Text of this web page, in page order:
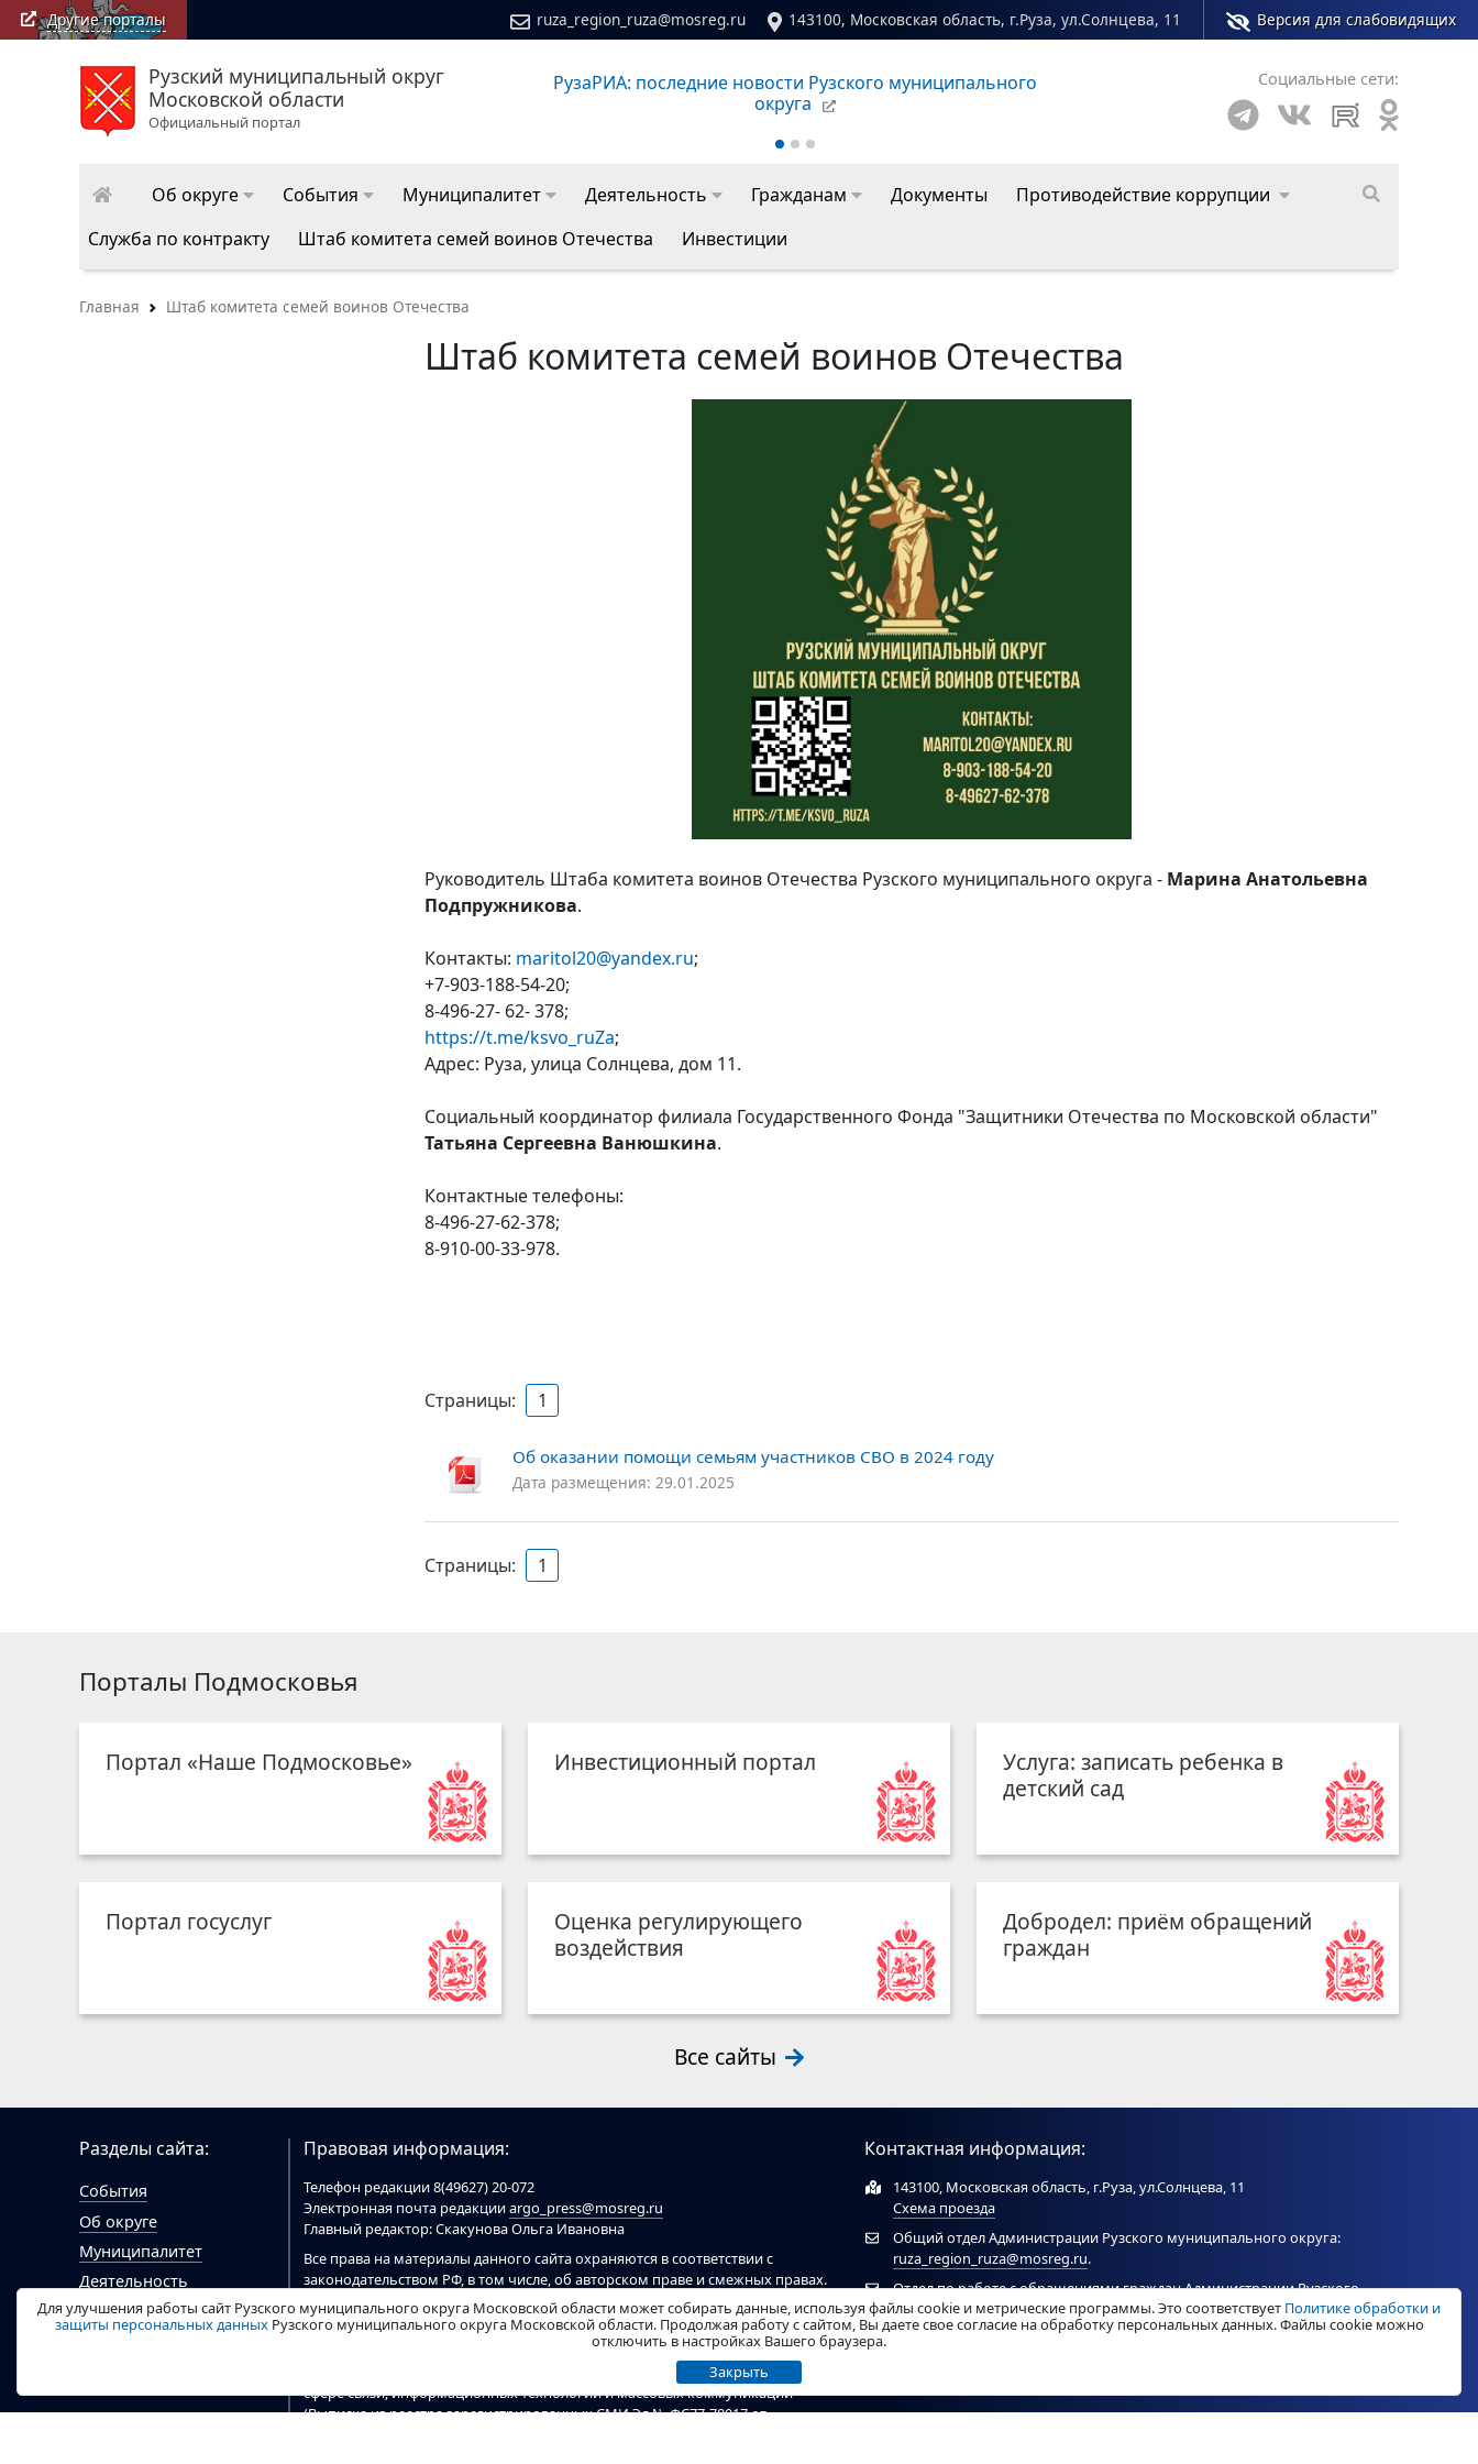
Другие порталы ruza_region_ruza@mosreg.ru 143100, Московская область, г.Руза, ул.Солнцева, 11 Версия для слабовидящих
Рузский муниципальный округ
Московской области
Официальный портал
РузаРИА: последние новости Рузского муниципального
округа
Социальные сети:
Об округе События Муниципалитет Деятельность Гражданам Документы
Противодействие коррупции
Служба по контракту
Штаб комитета семей воинов Отечества Инвестиции
Главная Штаб комитета семей воинов Отечества
Штаб комитета семей воинов Отечества
Руководитель Штаба комитета воинов Отечества Рузского муниципального округа - Марина Анатольевна
Подпружникова.
Контакты: maritol20@yandex.ru;
+7-903-188-54-20;
8-496-27- 62- 378;
https://t.me/ksvo_ruZa;
Адрес: Руза, улица Солнцева, дом 11.
Социальный координатор филиала Государственного Фонда "Защитники Отечества по Московской области"
Татьяна Сергеевна Ванюшкина.
Контактные телефоны:
8-496-27-62-378;
8-910-00-33-978.
Страницы: 1
Об оказании помощи семьям участников СВО в 2024 году
Дата размещения: 29.01.2025
Страницы: 1
Порталы Подмосковья
Портал «Наше Подмосковье» Инвестиционный портал
Услуга: записать ребенка в
детский сад
Портал госуслуг
Оценка регулирующего
воздействия
Добродел: приём обращений
граждан
Все сайты
Разделы сайта:
События
Об округе
Муниципалитет
Деятельность
Гражданам
Правовая информация:
Телефон редакции 8(49627) 20-072
Электронная почта редакцииargo_press@mosreg.ru
Главный редактор: Скакунова Ольга Ивановна
Все права на материалы данного сайта охраняются в соответствии с
законодательством РФ, в том числе, об авторском праве и смежных правах.
При цитировании материалов обязательна ссылка на сайт
цитировании электронными ресурсами обязательна гиперссылка на сайт
зарегистрирован Федеральной службой по надзору в
сфере связи, информационных технологий и массовых коммуникаций
(Выписка из реестра зарегистрированных СМИ Эл № ФС77-78017 от
Контактная информация:
143100, Московская область, г.Руза, ул.Солнцева, 11
Схема проезда
Общий отдел Администрации Рузского муниципального округа:
ruza_region_ruza@mosreg.ru.
Отдел по работе с обращениями граждан Администрации Рузского
муниципального округа: ruza_og_argo@mosreg.ru.
Для улучшения работы сайт Рузского муниципального округа Московской области может собирать данные, используя файлы cookie и метрические программы. Это соответствует Политике обработки и
защиты персональных данныхРузского муниципального округа Московской области. Продолжая работу с сайтом, Вы даете свое согласие на обработку персональных данных. Файлы cookie можно
отключить в настройках Вашего браузера.
Закрыть